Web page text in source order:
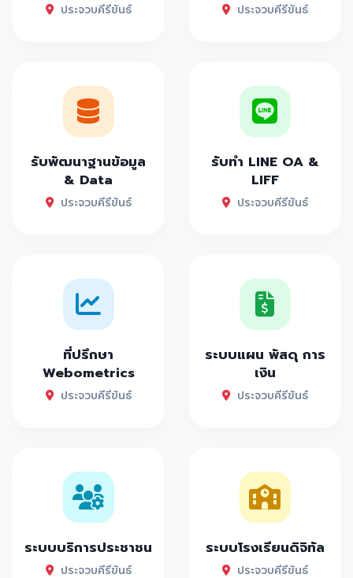
ประจวบคีรีขันธ์ ประจวบคีรีขันธ์
รับพัฒนาฐานข้อมูล
& Data
ประจวบคีรีขันธ์
รับทำ LINE OA &
LIFF
ประจวบคีรีขันธ์
ที่ปรึกษา
Webometrics
ประจวบคีรีขันธ์
ระบบแผน พัสดุ การ
เงิน
ประจวบคีรีขันธ์
ระบบบริการประชาชน
ประจวบคีรีขันธ์
ระบบโรงเรียนดิจิทัล
ประจวบคีรีขันธ์